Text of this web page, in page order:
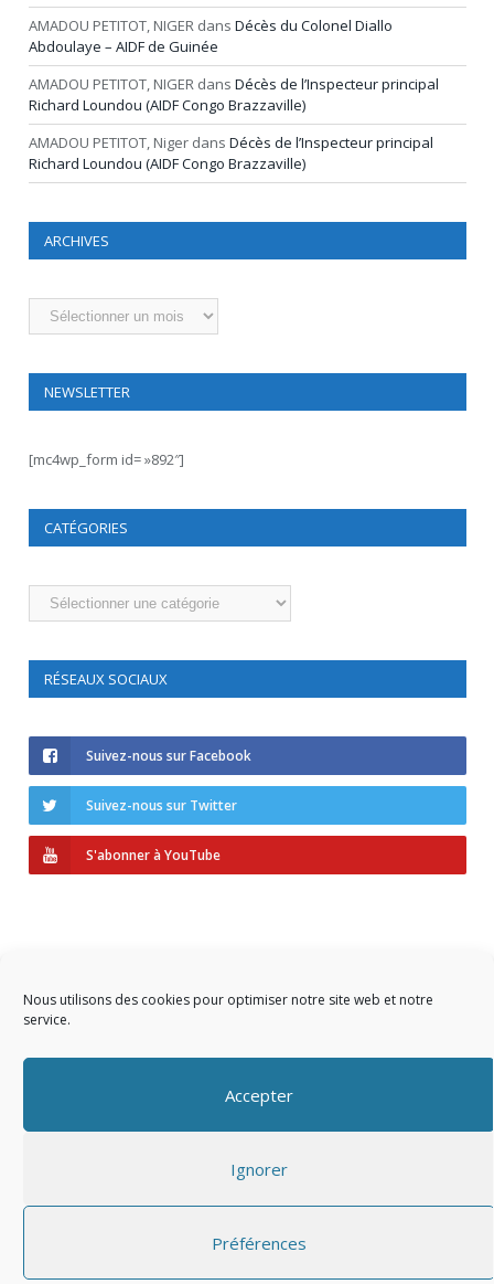
Nous utilisons des cookies pour optimiser notre site web et notre
service.
Accepter
Ignorer
Préférences
AMADOU PETITOT, NIGER dans Décès du Colonel Diallo
Abdoulaye – AIDF de Guinée
AMADOU PETITOT, NIGER dans Décès de l’Inspecteur principal
Richard Loundou (AIDF Congo Brazzaville)
AMADOU PETITOT, Niger dans Décès de l’Inspecteur principal
Richard Loundou (AIDF Congo Brazzaville)
ARCHIVES
Archives
NEWSLETTER
[mc4wp_form id= »892″]
CATÉGORIES
Catégories
RÉSEAUX SOCIAUX
Suivez-nous sur Facebook
Suivez-nous sur Twitter
S'abonner à YouTube
Copyright © 2023 AIDF
Présentation